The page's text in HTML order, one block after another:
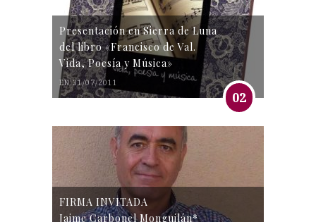
Presentación en Sierra de Luna
del libro «Francisco de Val.
Vida, Poesía y Música»
EN 31/07/2011
02
FIRMA INVITADA
Jaime Carbonel Monguilán*